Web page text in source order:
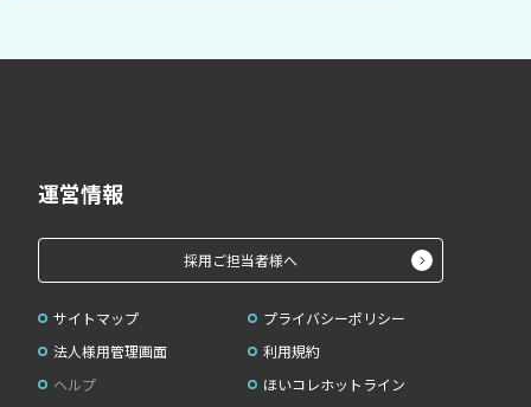
運営情報
採用ご担当者様へ
サイトマップ
プライバシーポリシー
法人様用管理画面
利用規約
ヘルプ
ほいコレホットライン